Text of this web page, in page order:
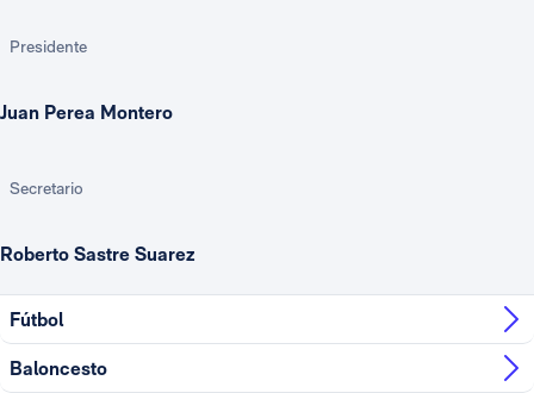
Presidente
Juan Perea Montero
Secretario
Roberto Sastre Suarez
Fútbol
Baloncesto